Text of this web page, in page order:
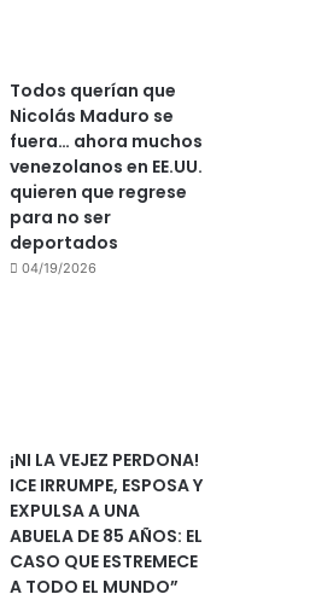
Todos querían que
Nicolás Maduro se
fuera… ahora muchos
venezolanos en EE.UU.
quieren que regrese
para no ser
deportados
04/19/2026
¡NI LA VEJEZ PERDONA!
ICE IRRUMPE, ESPOSA Y
EXPULSA A UNA
ABUELA DE 85 AÑOS: EL
CASO QUE ESTREMECE
A TODO EL MUNDO”